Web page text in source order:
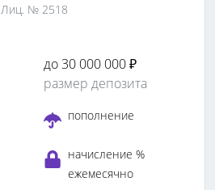
Лиц. № 2518
до 30 000 000 ₽
размер депозита
пополнение
начисление %
ежемесячно